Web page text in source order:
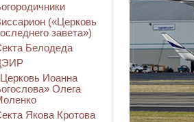
(«Церковь
завета»)
Белодеда
Иоанна
Олега
Якова Кротова